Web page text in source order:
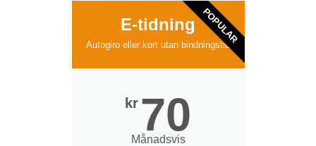
E-tidning
Autogiro eller kort utan bindningstid
kr 70
Månadsvis
POPULAR